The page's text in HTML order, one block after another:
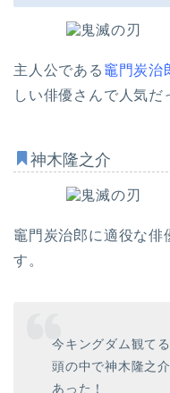
主人公である 竈門炭治
しい俳優さんで人気だ
神木隆之介
竈門炭治郎に適役な俳
す。
今キングダム観てる
頭の中で神木隆之
あった！